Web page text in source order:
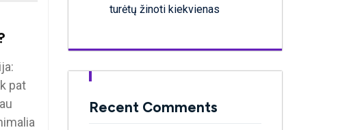
pat
turėtų žinoti kiekvienas
Recent Comments